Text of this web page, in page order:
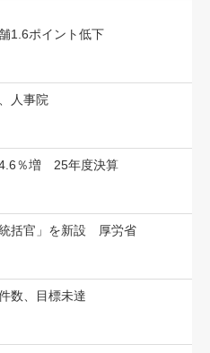
1.6ポイント低下
人事院
％増 25年度決算
括官」を新設 厚労省
数、目標未達